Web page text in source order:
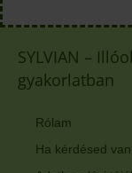
SYLVIAN –
gyakorlatban
Rólam
Ha kérdésed